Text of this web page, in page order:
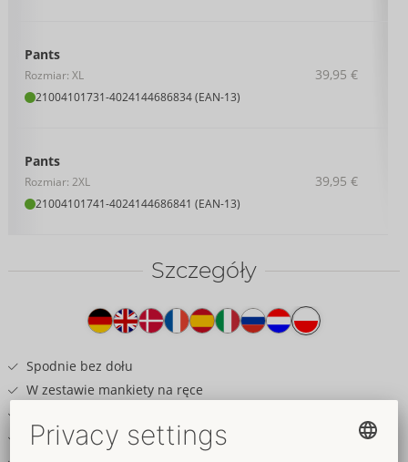
Pants
Rozmiar: XL
21004101731-4024144686834 (EAN-13)
39,95 €
Pants
Rozmiar: 2XL
21004101741-4024144686841 (EAN-13)
39,95 €
Szczegóły
produkcie
Spodnie bez dołu
W zestawie mankiety na ręce
Kryty zamek błyskawiczny w saszetce